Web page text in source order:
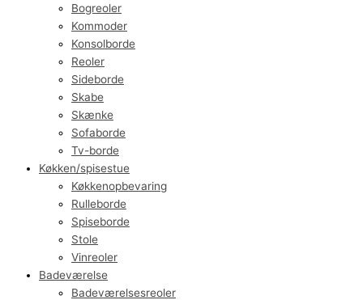
Bogreoler
Kommoder
Konsolborde
Reoler
Sideborde
Skabe
Skænke
Sofaborde
Tv-borde
Køkken/spisestue
Køkkenopbevaring
Rulleborde
Spiseborde
Stole
Vinreoler
Badeværelse
Badeværelsesreoler